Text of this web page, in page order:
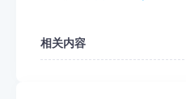
相关内容